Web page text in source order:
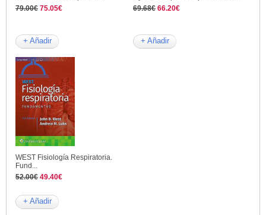
79.00€ 75.05€
+ Añadir
69.68€ 66.20€
+ Añadir
WEST Fisiología Respiratoria.
Fund...
52.00€ 49.40€
+ Añadir